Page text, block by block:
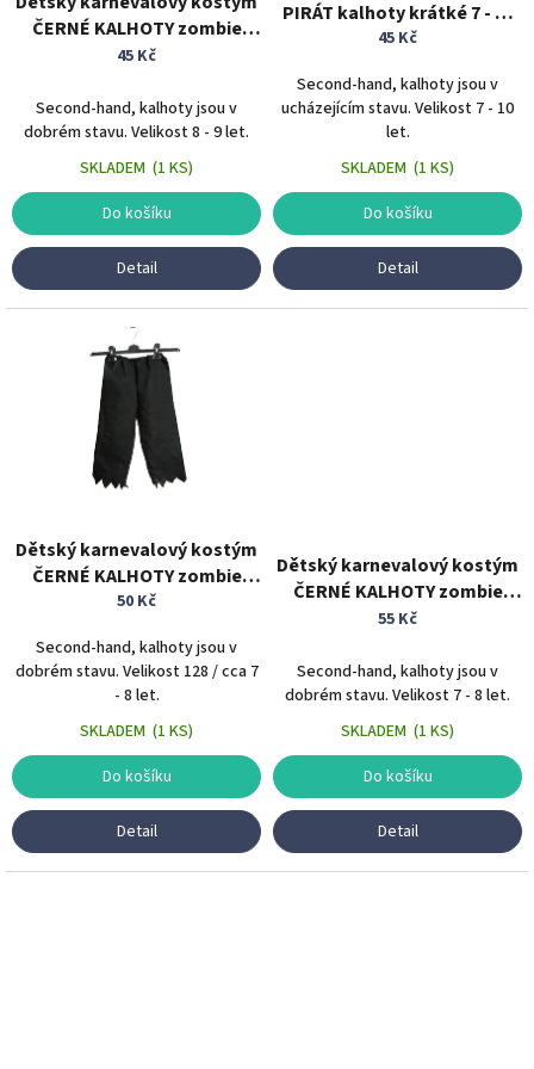
u
ČERNÉ KALHOTY zombie
krátké 8 - 9 let
45 Kč
Second-hand, kalhoty jsou v
dobrém stavu. Velikost 8 - 9 let.
SKLADEM (1 KS)
Do košíku
Detail
PIRÁT kalhoty krátké 7 - 10
let
45 Kč
Second-hand, kalhoty jsou v
ucházejícím stavu. Velikost 7 - 10
let.
SKLADEM (1 KS)
Do košíku
Detail
Dětský karnevalový kostým
ČERNÉ KALHOTY zombie
tříčtvrteční 7 - 8 let
50 Kč
Second-hand, kalhoty jsou v
dobrém stavu. Velikost 128 / cca 7
- 8 let.
SKLADEM (1 KS)
Do košíku
Detail
Dětský karnevalový kostým
ČERNÉ KALHOTY zombie
tříčtvrteční 7 - 8 let
55 Kč
Second-hand, kalhoty jsou v
dobrém stavu. Velikost 7 - 8 let.
SKLADEM (1 KS)
Do košíku
Detail